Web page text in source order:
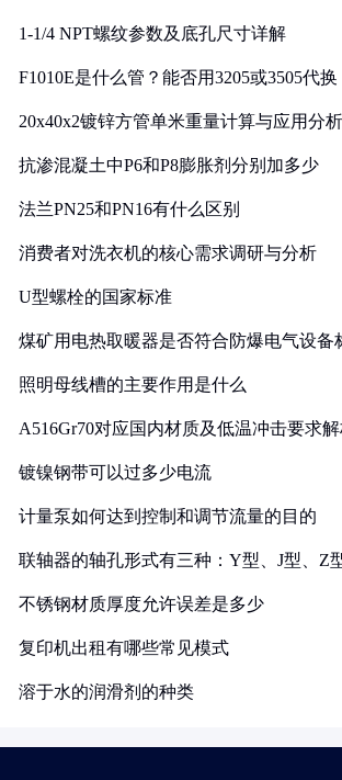
1-1/4 NPT螺纹参数及底孔尺寸详解
F1010E是什么管？能否用3205或3505代换
20x40x2镀锌方管单米重量计算与应用分析
抗渗混凝土中P6和P8膨胀剂分别加多少
法兰PN25和PN16有什么区别
消费者对洗衣机的核心需求调研与分析
U型螺栓的国家标准
煤矿用电热取暖器是否符合防爆电气设备
照明母线槽的主要作用是什么
A516Gr70对应国内材质及低温冲击要求
镀镍钢带可以过多少电流
计量泵如何达到控制和调节流量的目的
联轴器的轴孔形式有三种：Y型、J型、Z
不锈钢材质厚度允许误差是多少
复印机出租有哪些常见模式
溶于水的润滑剂的种类